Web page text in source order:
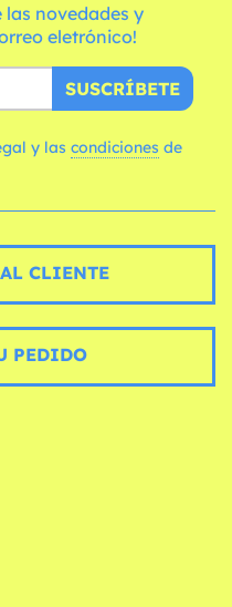
las novedades y
eletrónico!
SUSCRÍBETE
y las condiciones
CLIENTE
PEDIDO